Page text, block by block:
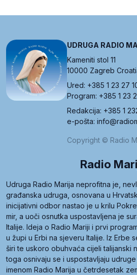
UDRUGA RADIO
Kameniti stol 11
10000 Zagreb
Ured: +385 1 23 27
Program: +385 1 23
Redakcija: +385 1
e-pošta:
Copyright © Radio
Radio
Udruga Radio Marija neprofitna je,
građanska udruga, osnovana u
inicijativni odbor nastao je u krilu
mir, a uoči osnutka uspostavljena je
Italije. Ideja o Radio Mariji i prvi
u župi u Erbi na sjeveru Italije. Iz Erbe
širi te uskoro obuhvaća cijeli talijanski
toga osnivaju se i uspostavljaju
imenom Radio Marija u četrdesetak